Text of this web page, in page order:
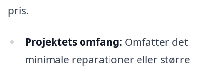
pris.
Projektets omfang: Omfatter det
minimale reparationer eller større